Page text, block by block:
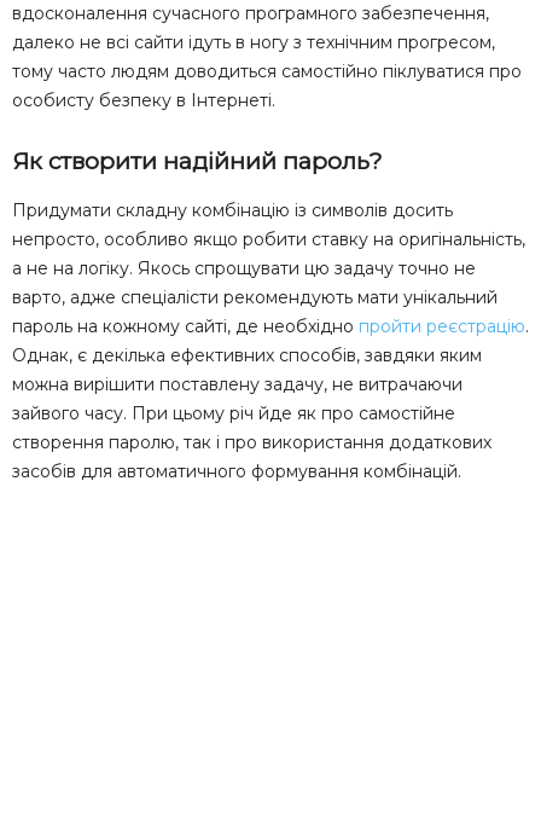
вдосконалення сучасного програмного забезпечення,
далеко не всі сайти ідуть в ногу з технічним прогресом,
тому часто людям доводиться самостійно піклуватися про
особисту безпеку в Інтернеті.
Як створити надійний пароль?
Придумати складну комбінацію із символів досить
непросто, особливо якщо робити ставку на оригінальність,
а не на логіку. Якось спрощувати цю задачу точно не
варто, адже спеціалісти рекомендують мати унікальний
пароль на кожному сайті, де необхідно пройти реєстрацію.
Однак, є декілька ефективних способів, завдяки яким
можна вирішити поставлену задачу, не витрачаючи
зайвого часу. При цьому річ йде як про самостійне
створення паролю, так і про використання додаткових
засобів для автоматичного формування комбінацій.